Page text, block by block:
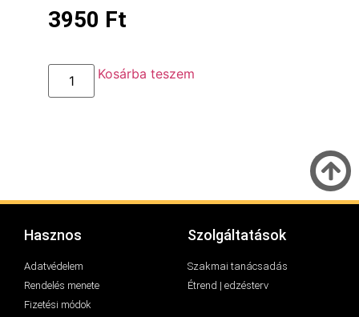
3950 Ft
Kosárba teszem
Hasznos
Adatvédelem
Rendelés menete
Fizetési módok
Szolgáltatások
Szakmai tanácsadás
Étrend | edzésterv